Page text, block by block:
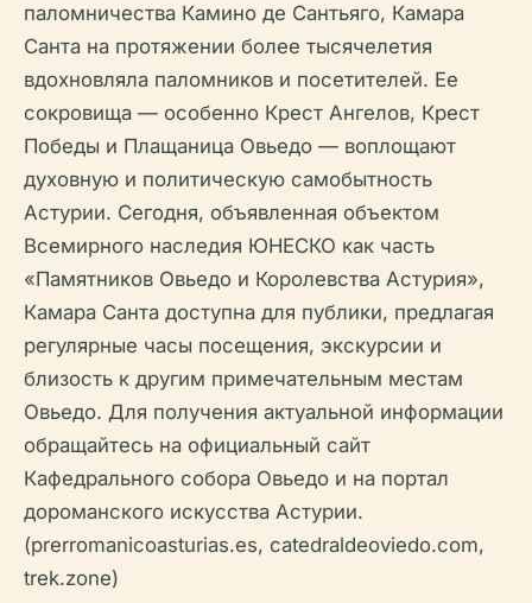
паломничества Камино де Сантьяго, Камара
Санта на протяжении более тысячелетия
вдохновляла паломников и посетителей. Ее
сокровища — особенно Крест Ангелов, Крест
Победы и Плащаница Овьедо — воплощают
духовную и политическую самобытность
Астурии. Сегодня, объявленная объектом
Всемирного наследия ЮНЕСКО как часть
«Памятников Овьедо и Королевства Астурия»,
Камара Санта доступна для публики, предлагая
регулярные часы посещения, экскурсии и
близость к другим примечательным местам
Овьедо. Для получения актуальной информации
обращайтесь на официальный сайт
Кафедрального собора Овьедо и на портал
дороманского искусства Астурии.
(prerromanicoasturias.es, catedraldeoviedo.com,
trek.zone)